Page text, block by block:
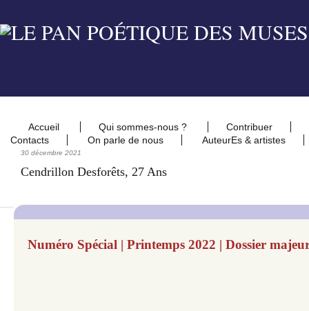
Accueil Qui sommes-nous ?
Contribuer
Contacts
On parle de nous AuteurEs & artistes
30 décembre 2021
Cendrillon Desforêts, 27 Ans
Numéro Spécial | Printemps 2022 | Dossier